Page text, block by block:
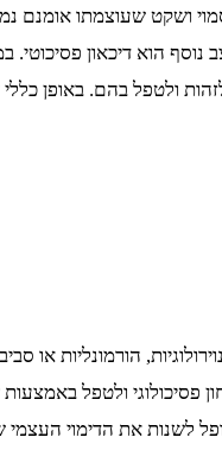
סמוי ושקט שעוצמתו
הוא דיכאון פסיכוטי.
בהם. באופן כללי
הורמונליות
ולטפל באמצעות
לשנות את הדימוי